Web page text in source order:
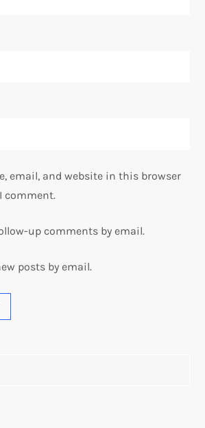
email, and website in this browser
comment.
up comments by email.
posts by email.